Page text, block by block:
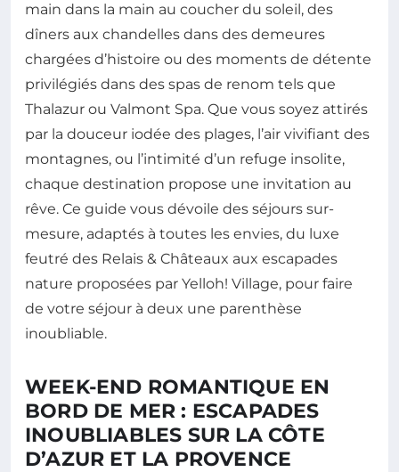
main dans la main au coucher du soleil, des
dîners aux chandelles dans des demeures
chargées d’histoire ou des moments de détente
privilégiés dans des spas de renom tels que
Thalazur ou Valmont Spa. Que vous soyez attirés
par la douceur iodée des plages, l’air vivifiant des
montagnes, ou l’intimité d’un refuge insolite,
chaque destination propose une invitation au
rêve. Ce guide vous dévoile des séjours sur-
mesure, adaptés à toutes les envies, du luxe
feutré des Relais & Châteaux aux escapades
nature proposées par Yelloh! Village, pour faire
de votre séjour à deux une parenthèse
inoubliable.
WEEK-END ROMANTIQUE EN
BORD DE MER : ESCAPADES
INOUBLIABLES SUR LA CÔTE
D’AZUR ET LA PROVENCE